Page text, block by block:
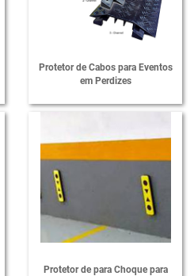
Protetor de Cabos para Eventos
em Perdizes
Protetor de para Choque para